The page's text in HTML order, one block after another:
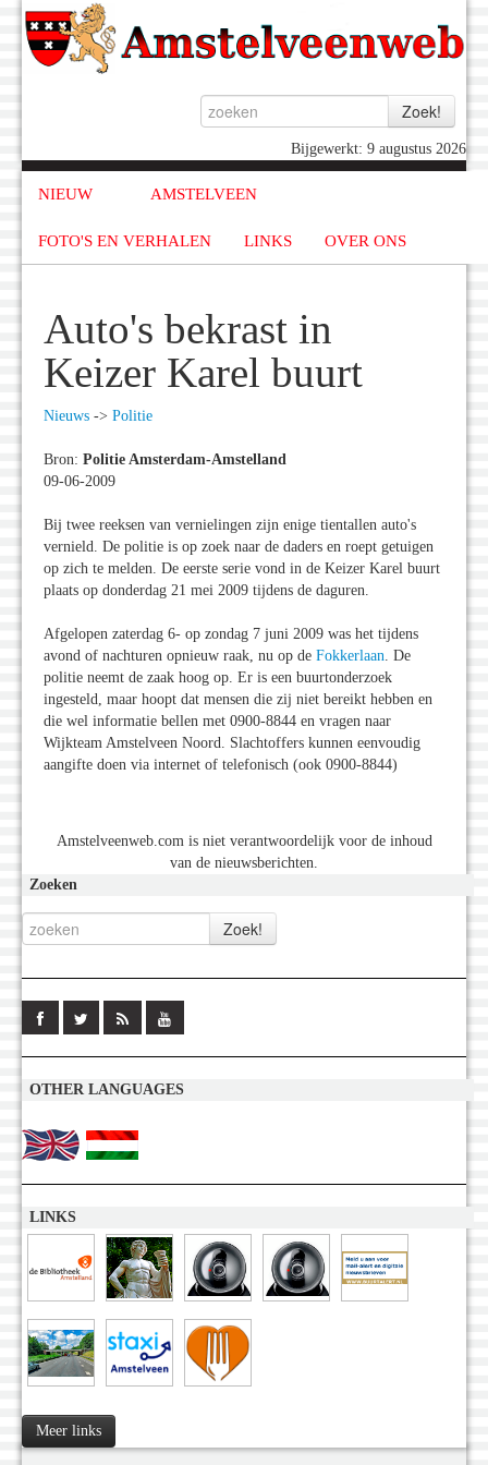
Bijgewerkt: 9 augustus 2026
NIEUW AMSTELVEEN
FOTO'S EN VERHALEN LINKS OVER ONS
Auto's bekrast in
Keizer Karel buurt
Nieuws -> Politie
Bron: Politie Amsterdam-Amstelland
09-06-2009
Bij twee reeksen van vernielingen zijn enige tientallen auto's
vernield. De politie is op zoek naar de daders en roept getuigen
op zich te melden. De eerste serie vond in de Keizer Karel buurt
plaats op donderdag 21 mei 2009 tijdens de daguren.
Afgelopen zaterdag 6- op zondag 7 juni 2009 was het tijdens
avond of nachturen opnieuw raak, nu op de Fokkerlaan. De
politie neemt de zaak hoog op. Er is een buurtonderzoek
ingesteld, maar hoopt dat mensen die zij niet bereikt hebben en
die wel informatie bellen met 0900-8844 en vragen naar
Wijkteam Amstelveen Noord. Slachtoffers kunnen eenvoudig
aangifte doen via internet of telefonisch (ook 0900-8844)
Amstelveenweb.com is niet verantwoordelijk voor de inhoud
van de nieuwsberichten.
Zoeken
OTHER LANGUAGES
LINKS
Meer links